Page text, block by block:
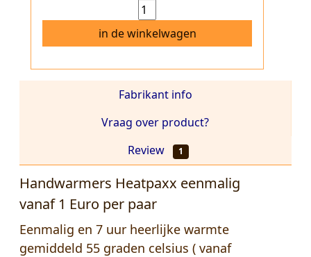
in de winkelwagen
Handwarmers Heatpaxx eenmalig
vanaf 1 Euro per paar
Eenmalig en 7 uur heerlijke warmte
gemiddeld 55 graden celsius ( vanaf
Fabrikant info
Vraag over product?
Review
1